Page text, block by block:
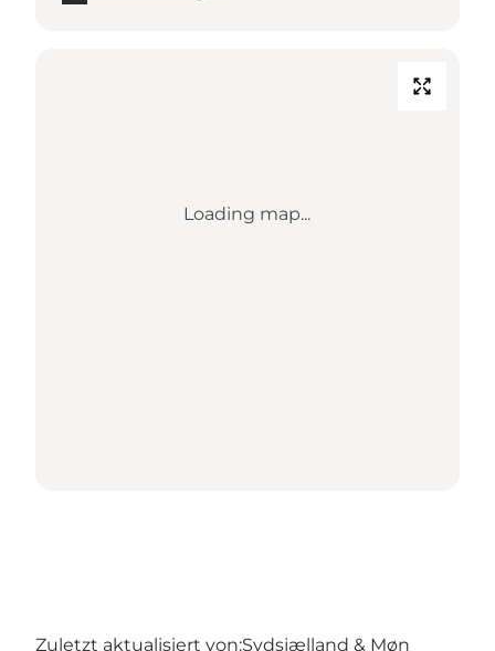
Loading map...
Zuletzt aktualisiert von:Sydsjælland & Møn